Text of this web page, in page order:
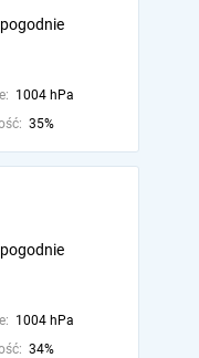
1004 hPa
35%
1004 hPa
34%